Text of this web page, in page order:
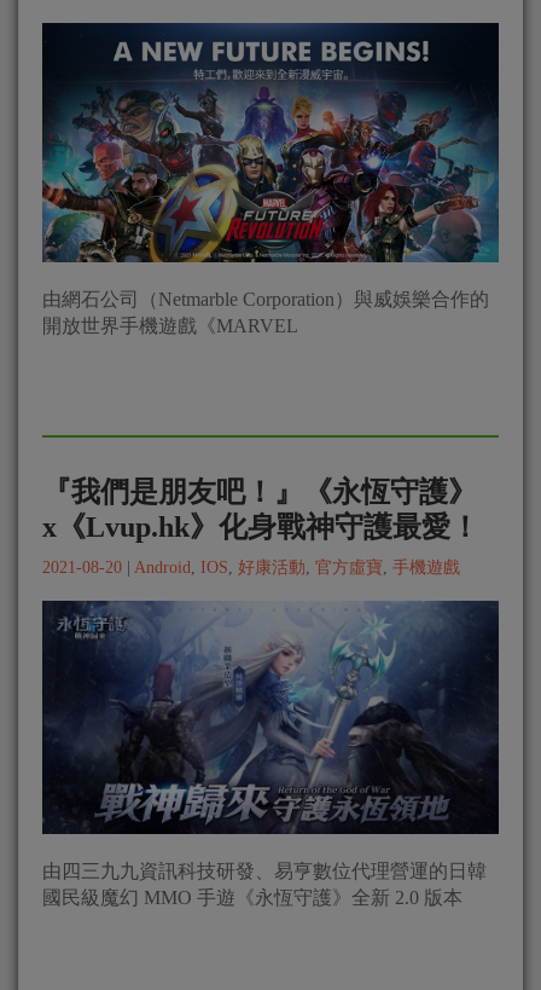
由網石公司（Netmarble Corporation）與威娛樂合作的
開放世界手機遊戲《MARVEL
『我們是朋友吧！』《永恆守護》
x《Lvup.hk》化身戰神守護最愛！
2021-08-20 Android, IOS, 好康活動, 官方虛寶, 手機遊戲
由四三九九資訊科技研發、易亨數位代理營運的日韓
國民級魔幻 MMO 手遊《永恆守護》全新 2.0 版本